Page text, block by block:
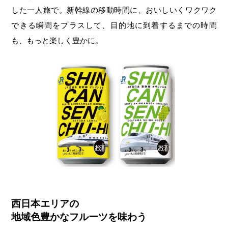
した一人旅で。新幹線の移動時間に、おいしいくワクワク
できる瞬間をプラスして、目的地に到着するまでの時間
も、もっと楽しく豊かに。
西日本エリアの
地域色豊かなフルーツを味わう